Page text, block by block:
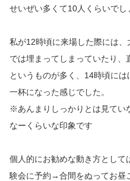
せいぜい多くて10人くらいでし
私が12時頃に来場した際には
では埋まってしまっていたり、
というものが多く、14時頃に
一杯になった感じでした。
※あんまりしっかりとは見てい
なーくらいな印象です
個人的にお勧めな動き方とし
験会に予約→合間をぬってお昼